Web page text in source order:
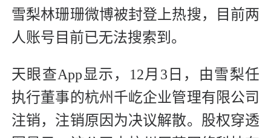
雪梨林珊珊微博被封登上热搜，目前两
人账号目前已无法搜索到。
天眼查App显示，12月3日，由雪梨任
执行董事的杭州千屹企业管理有限公司
注销，注销原因为决议解散。股权穿透